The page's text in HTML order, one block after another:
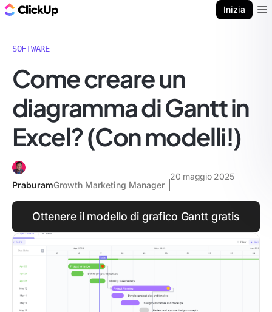
Inizia
SOFTWARE
Come creare un
diagramma di Gantt in
Excel? (Con modelli!)
PraburamGrowth Marketing Manager
20 maggio 2025
Ottenere il modello di grafico Gantt gratis